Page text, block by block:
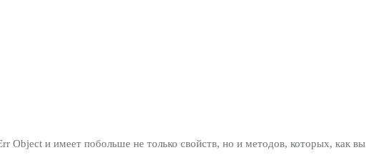
Object и имеет побольше не только свойств, но и методов, которых, как вы